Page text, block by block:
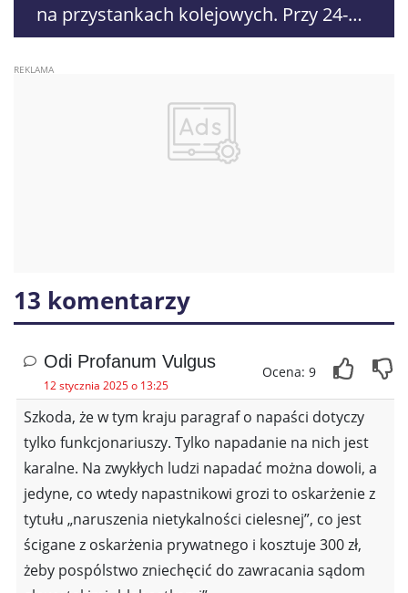
na przystankach kolejowych. Przy 24-
latku znaleziono środki odurzające
13 komentarzy
Odi Profanum Vulgus
12 stycznia 2025 o 13:25
Ocena: 9
Szkoda, że w tym kraju paragraf o napaści dotyczy
tylko funkcjonariuszy. Tylko napadanie na nich jest
karalne. Na zwykłych ludzi napadać można dowoli, a
jedyne, co wtedy napastnikowi grozi to oskarżenie z
tytułu „naruszenia nietykalności cielesnej”, co jest
ścigane z oskarżenia prywatnego i kosztuje 300 zł,
żeby pospólstwo zniechęcić do zawracania sądom